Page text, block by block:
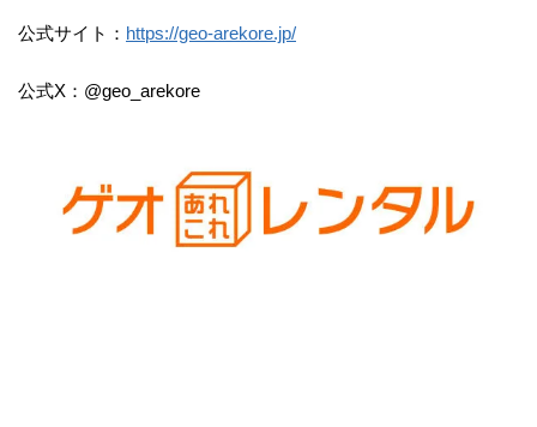
公式サイト： https://geo-arekore.jp/
公式X：@geo_arekore